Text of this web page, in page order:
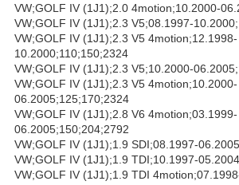
VW;GOLF IV (1J1);2.0 4motion;10.2000-
VW;GOLF IV (1J1);2.3 V5;08.1997-
VW;GOLF IV (1J1);2.3 V5 4motion;12.1998-
10.2000;110;150;2324
VW;GOLF IV (1J1);2.3 V5;10.2000-
VW;GOLF IV (1J1);2.3 V5 4motion;10.2000-
06.2005;125;170;2324
VW;GOLF IV (1J1);2.8 V6 4motion;03.1999-
06.2005;150;204;2792
VW;GOLF IV (1J1);1.9 SDI;08.1997-
VW;GOLF IV (1J1);1.9 TDI;10.1997-
VW;GOLF IV (1J1);1.9 TDI